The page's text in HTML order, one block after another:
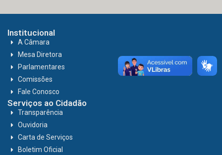
Institucional
A Câmara
Mesa Diretora
Parlamentares
Comissões
Fale Conosco
Serviços ao Cidadão
Transparência
Ouvidoria
Carta de Serviços
Boletim Oficial